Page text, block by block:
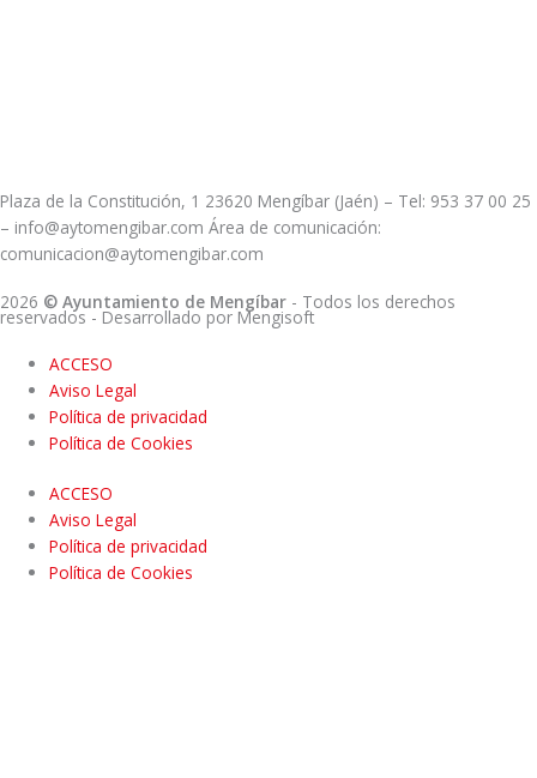
Plaza de la Constitución, 1 23620 Mengíbar (Jaén) – Tel: 953 37 00 25
– info@aytomengibar.com Área de comunicación:
comunicacion@aytomengibar.com
2026 © Ayuntamiento de Mengíbar - Todos los derechos
reservados - Desarrollado por Mengisoft
ACCESO
Aviso Legal
Política de privacidad
Política de Cookies
ACCESO
Aviso Legal
Política de privacidad
Política de Cookies